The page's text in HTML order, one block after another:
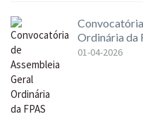
Ordinária da
01-04-2026